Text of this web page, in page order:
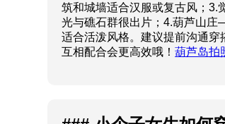
筑和城墙适合汉服或复古风；
光与礁石群很出片；4.葫芦山
适合活泼风格。建议提前沟通穿
互相配合会更高效哦！葫芦岛拍